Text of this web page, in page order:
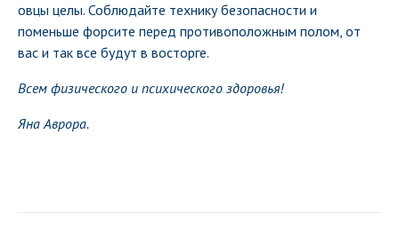
овцы целы. Соблюдайте технику безопасности и
поменьше форсите перед противоположным полом, от
вас и так все будут в восторге.
Всем физического и психического здоровья!
Яна Аврора.